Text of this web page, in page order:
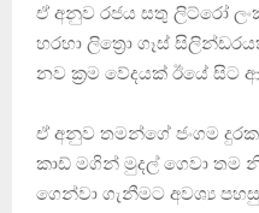
ඒ අනුව රජය සතු ලිට්රෝ
හරහා ලිත්‍රො ගෑස්
නව ක්‍රම වේදයක් ඊයේ සිට
ඒ අනුව තමන්ගේ ජංගම
කාඩ් මගින් මුදල් ගෙවා තම
ගෙන්වා ගැනීමට අවශ්‍ය